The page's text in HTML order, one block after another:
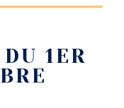
1ER